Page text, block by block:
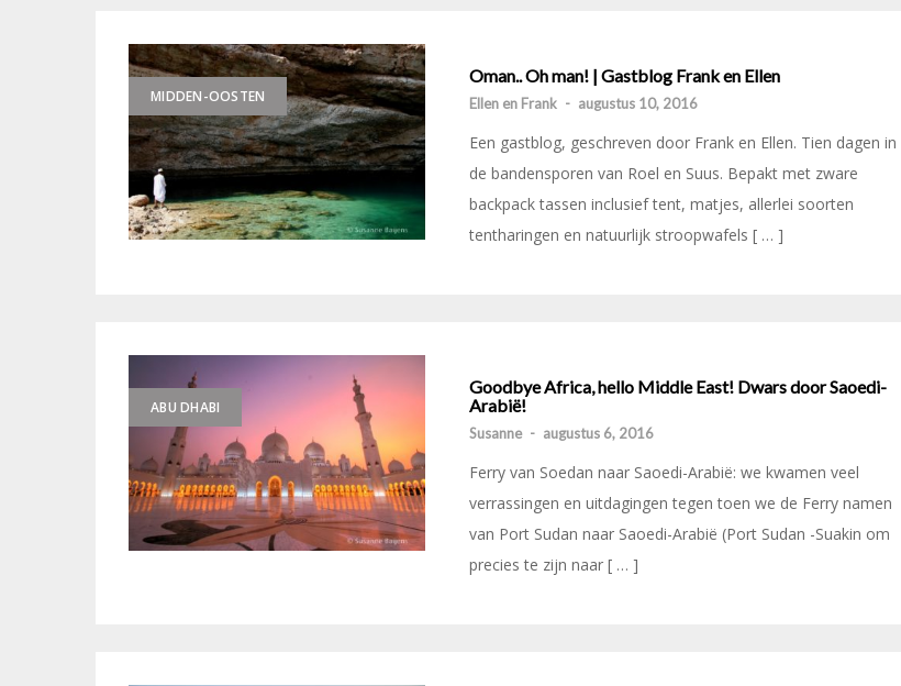
MIDDEN-OOSTEN
Oman.. Oh man! | Gastblog Frank en Ellen
Ellen en Frank - augustus 10, 2016
Een gastblog, geschreven door Frank en Ellen. Tien dagen in
de bandensporen van Roel en Suus. Bepakt met zware
backpack tassen inclusief tent, matjes, allerlei soorten
tentharingen en natuurlijk stroopwafels [ … ]
ABU DHABI
Goodbye Africa, hello Middle East! Dwars door Saoedi-
Arabië!
Susanne - augustus 6, 2016
Ferry van Soedan naar Saoedi-Arabië: we kwamen veel
verrassingen en uitdagingen tegen toen we de Ferry namen
van Port Sudan naar Saoedi-Arabië (Port Sudan -Suakin om
precies te zijn naar [ … ]